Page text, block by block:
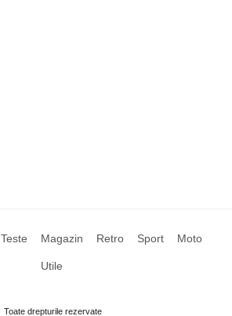
Teste Magazin Retro Sport Moto
Utile
Toate drepturile rezervate